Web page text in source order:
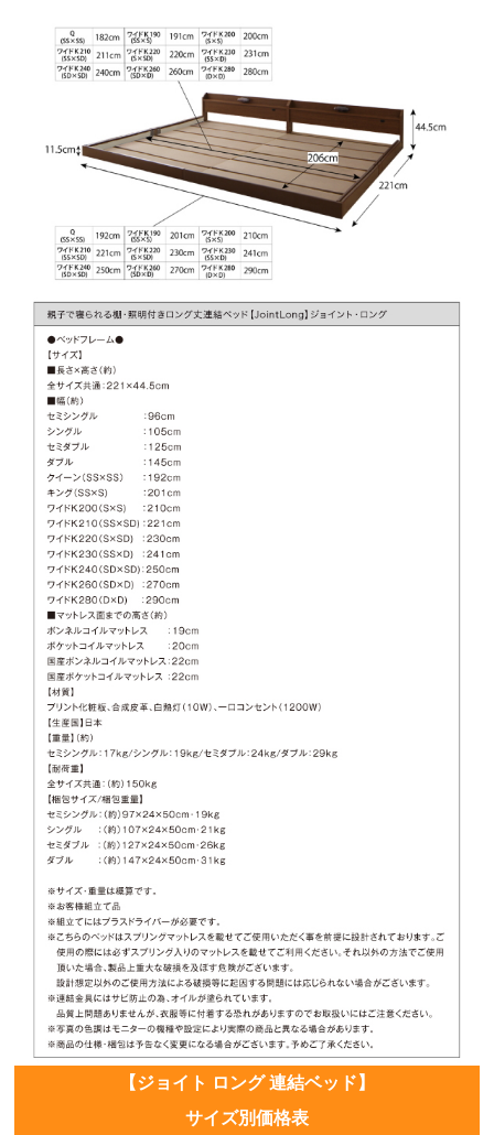
【ジョイト ロング 連結ベッド】
サイズ別価格表